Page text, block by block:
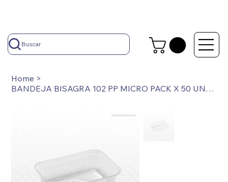
Buscar
Home >
BANDEJA BISAGRA 102 PP MICRO PACK X 50 UNIDADES